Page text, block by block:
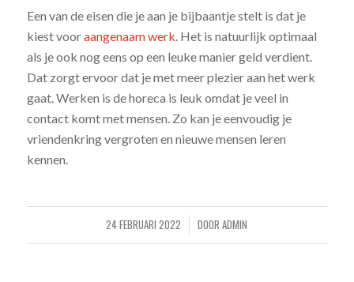
Een van de eisen die je aan je bijbaantje stelt is dat je
kiest vooraangenaam werk. Het is natuurlijk optimaal
als je ook nog eens op een leuke manier geld verdient.
Dat zorgt ervoor dat je met meer plezier aan het werk
gaat. Werken is de horeca is leuk omdat je veel in
contact komt met mensen. Zo kan je eenvoudig je
vriendenkring vergroten en nieuwe mensen leren
kennen.
24 FEBRUARI 2022
/ DOORADMIN